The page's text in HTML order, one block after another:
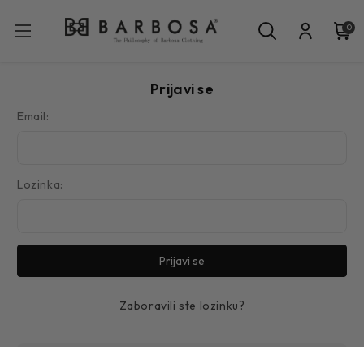
0
Prijavi se
Email:
Lozinka:
Zaboravili ste lozinku?